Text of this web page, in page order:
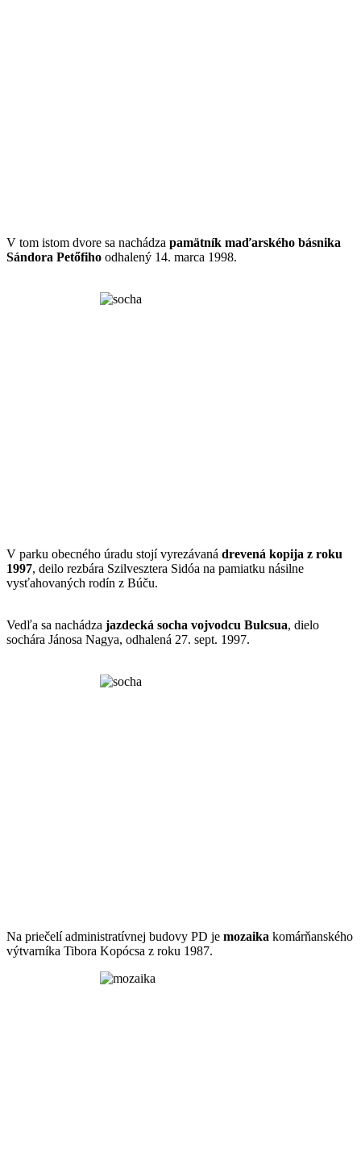
V tom istom dvore sa nachádza pamätník maďarského básnika
Sándora Petőfiho odhalený 14. marca 1998.
V parku obecného úradu stojí vyrezávaná drevená kopija z roku
1997, deilo rezbára Szilvesztera Sidóa na pamiatku násilne
vysťahovaných rodín z Búču.
Vedľa sa nachádza jazdecká socha vojvodcu Bulcsua, dielo
sochára Jánosa Nagya, odhalená 27. sept. 1997.
Na priečelí administratívnej budovy PD je mozaika komárňanského
výtvarníka Tibora Kopócsa z roku 1987.